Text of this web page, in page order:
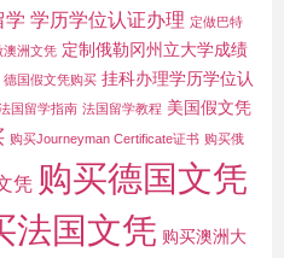
学 学历学位认证办理 定做巴特
澳洲文凭 定制俄勒冈州立大学成绩
德国假文凭购买 挂科办理学历学位认
国留学指南 法国留学教程 美国假文凭
购买Journeyman Certificate证书 购买俄
凭 购买德国文凭
法国文凭 购买澳洲大